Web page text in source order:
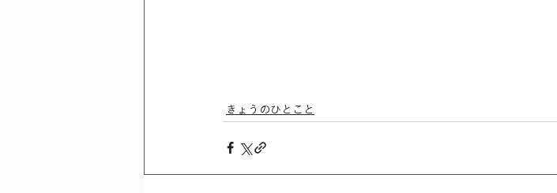
きょうのひとこと